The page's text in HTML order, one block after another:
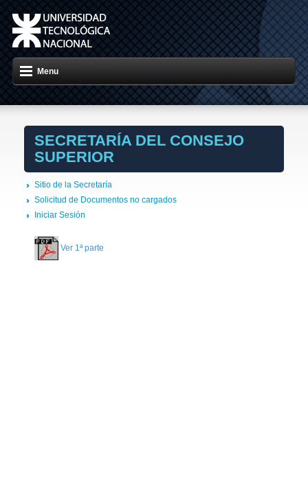
Menu
SECRETARÍA DEL CONSEJO
SUPERIOR
Sitio de la Secretaría
Solicitud de Documentos no cargados
Iniciar Sesión
Ver 1ª parte